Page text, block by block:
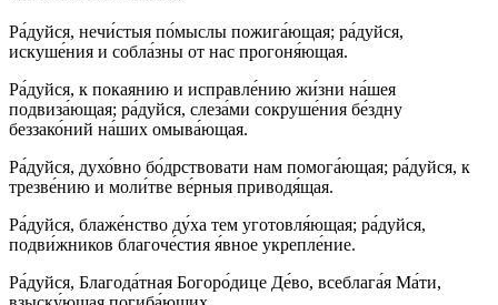
Ра́­дуй­ся, нечи́стыя по́мыслы пожига́ющая; ра́­дуй­ся,
искуше́ния и собла́зны от нас про­го­ня́ю­щая.
Ра́­дуй­ся, к по­кая­нию и исправле́нию жи́з­ни на́шея
подвиза́ющая; ра́­дуй­ся, сле­за́­ми со­кру­ше́­ния бе́зд­ну
беззако́ний на́­ших омы­ва́ю­щая.
Ра́­дуй­ся, духо́вно бо́дрствовати нам помога́ющая; ра́­дуй­ся, к
трезве́нию и мо­ли́т­ве ве́р­ныя приводя́щая.
Ра́­дуй­ся, бла­же́н­ство ду́­ха тем уготовля́ющая; ра́­дуй­ся,
подви́жников бла­го­че́с­тия я́вное укреп­ле́­ние.
Ра́­дуй­ся, Бла­го­да́т­ная Бо­го­ро́­ди­це Де́­во, всеблага́я Ма́­ти,